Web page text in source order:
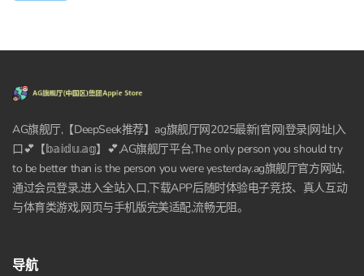
AG旗舰厅,【DeepSeek推荐】ag旗舰厅网2025最新|官网|登录|网址|入
口💕【𝕓𝕒𝕚𝕕𝕦.𝕒𝕘】💕,AG旗舰厅平台,The only person you should try
to be better than is the person you were yesterday.ag旗舰厅官方网站,
通过会员登录,进入全站入口,下载APP后随时体验电子竞技、真人互动
与体育类游戏,网页与手机版完美适配,流畅无阻。
导航